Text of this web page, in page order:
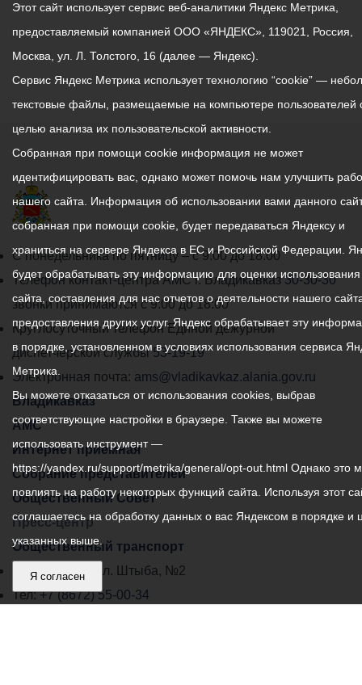
График
работы
администрации
местного
самоуправления
города
Владикавказ:
С понедельника по пятницу – с 9.00 до 18.00
Телефон контакт-центра АМС г. Владикавказ30-30-30
звонки принимаются с 9:00 до 18:00
Круглосуточный телефон Единой дежурной
диспетчерской службы53-19-19
Электронная почта: ams@vladikavkaz.alania.gov.ru
Владикавказ
АМС
Интернет приемная
Собрание представителей
Общественный Совет
Пресс-центр
Общественный транспорт
Владикавказ, пл. Штыба, №2
Тел:+7 (8672) 55-00-34
Этот сайт использует сервис веб-аналитики Яндекс Метрика,
предоставляемый компанией ООО «ЯНДЕКС», 119021, Россия,
Москва, ул. Л. Толстого, 16 (далее — Яндекс).
Сервис Яндекс Метрика использует технологию “cookie” —
текстовые файлы, размещаемые на компьютере пользователей
целью анализа их пользовательской активности.
Собранная при помощи cookie информация не может
идентифицировать вас, однако может помочь нам улучшить
нашего сайта. Информация об использовании вами данного
собранная при помощи cookie, будет передаваться Яндексу и
храниться на сервере Яндекса в ЕС и Российской Федерации.
будет обрабатывать эту информацию для оценки
сайта, составления для нас отчетов о деятельности нашего
предоставления других услуг. Яндекс обрабатывает эту
в порядке, установленном в условиях использования сервиса
Метрика.
Вы можете отказаться от использования cookies, выбрав
соответствующие настройки в браузере. Также вы можете
использовать инструмент —
https://yandex.ru/support/metrika/general/opt-out.html Однако это
повлиять на работу некоторых функций сайта. Используя этот
соглашаетесь на обработку данных о вас Яндексом в порядке и
указанных выше.
Я согласен